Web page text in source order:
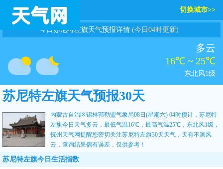
切换城市>>
今日苏尼特左旗天气预报详情 (今日04时更新)
多云
16℃ ~ 25℃
东北风1级
苏尼特左旗天气预报30天
内蒙古自治区锡林郭勒盟气象局08日(星期六) 04时预计，苏尼特
左旗今日天气多云，最低气温16℃，最高气温25℃，东北风1级，
抚州天气网提醒您密切关注苏尼特左旗30天天气 ，天有不测风
云，查询结果偶有误差，仅供参考！
苏尼特左旗今日生活指数